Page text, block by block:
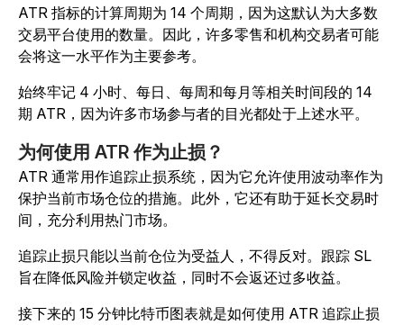
ATR 指标的计算周期为 14 个周期，因为这默认为大多数
交易平台使用的数量。因此，许多零售和机构交易者可能
会将这一水平作为主要参考。
始终牢记 4 小时、每日、每周和每月等相关时间段的 14
期 ATR，因为许多市场参与者的目光都处于上述水平。
为何使用 ATR 作为止损？
ATR 通常用作追踪止损系统，因为它允许使用波动率作为
保护当前市场仓位的措施。此外，它还有助于延长交易时
间，充分利用热门市场。
追踪止损只能以当前仓位为受益人，不得反对。跟踪 SL
旨在降低风险并锁定收益，同时不会返还过多收益。
接下来的 15 分钟比特币图表就是如何使用 ATR 追踪止损